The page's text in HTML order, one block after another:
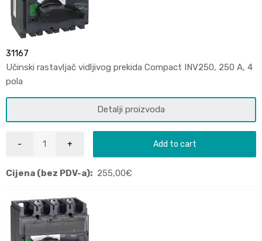
31167
Učinski rastavljač vidljivog prekida Compact INV250, 250 A, 4
pola
Detalji proizvoda
Add to cart
Cijena (bez PDV-a): 255,00€